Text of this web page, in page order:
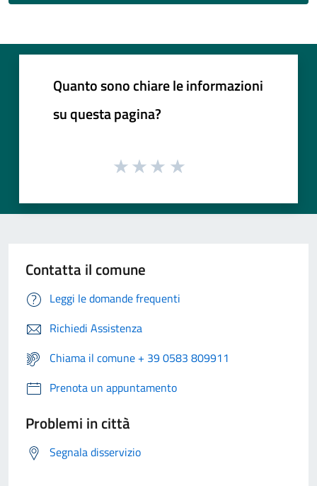
Quanto sono chiare le informazioni
su questa pagina?
Contatta il comune
Leggi le domande frequenti
Richiedi Assistenza
Chiama il comune + 39 0583 809911
Prenota un appuntamento
Problemi in città
Segnala disservizio